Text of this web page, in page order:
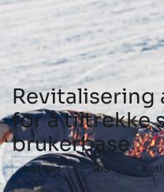
Revitalisering
for å tiltrekke
brukerbase
Android iOS